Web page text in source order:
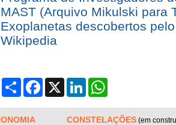
MAST (Arquivo Mikulski para
Exoplanetas descobertos
Wikipedia
PartilharFacebook
X LinkedIn